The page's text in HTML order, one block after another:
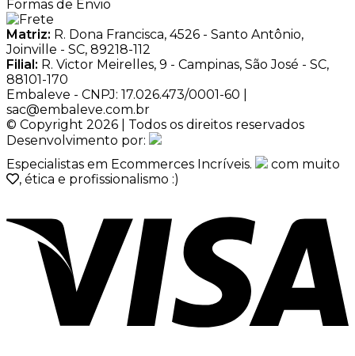
Formas de Envio
Matriz: R. Dona Francisca, 4526 - Santo Antônio,
Joinville - SC, 89218-112
Filial: R. Victor Meirelles, 9 - Campinas, São José - SC,
88101-170
Embaleve - CNPJ: 17.026.473/0001-60 |
sac@embaleve.com.br
© Copyright 2026 | Todos os direitos reservados
Desenvolvimento por:
Especialistas em Ecommerces Incríveis.
com muito
, ética e profissionalismo :)